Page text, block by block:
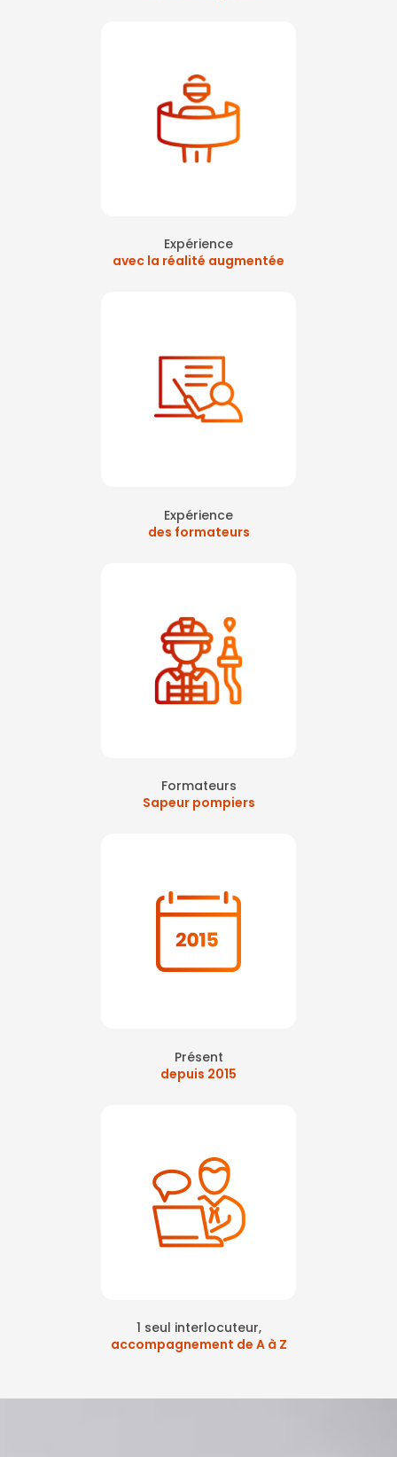
Expérience
avec la réalité augmentée
Expérience
des formateurs
Formateurs
Sapeur pompiers
Présent
depuis 2015
1 seul interlocuteur,
accompagnement de A à Z